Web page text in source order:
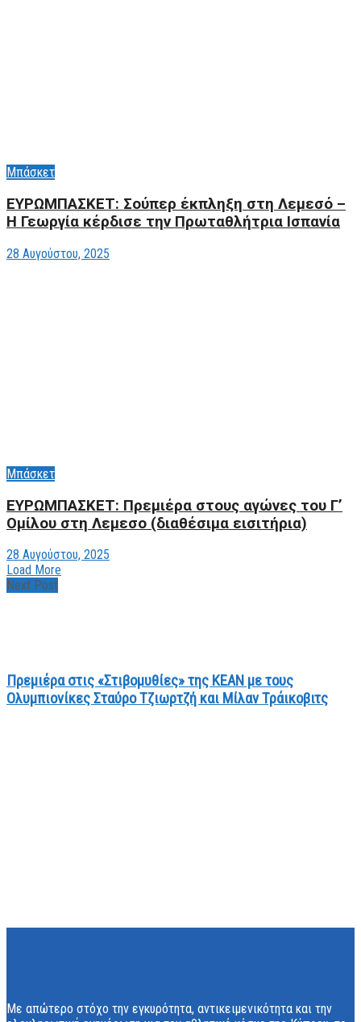
Μπάσκετ
ΕΥΡΩΜΠΑΣΚΕΤ: Σούπερ έκπληξη στη Λεμεσό –
Η Γεωργία κέρδισε την Πρωταθλήτρια Ισπανία
28 Αυγούστου, 2025
Μπάσκετ
ΕΥΡΩΜΠΑΣΚΕΤ: Πρεμιέρα στους αγώνες του Γ’
Ομίλου στη Λεμεσo (διαθέσιμα εισιτήρια)
28 Αυγούστου, 2025
Load More
Next Post
Πρεμιέρα στις «Στιβομυθίες» της ΚΕΑΝ με τους
Ολυμπιονίκες Σταύρο Τζιωρτζή και Μίλαν Τράικοβιτς
Με απώτερο στόχο την εγκυρότητα, αντικειμενικότητα και την